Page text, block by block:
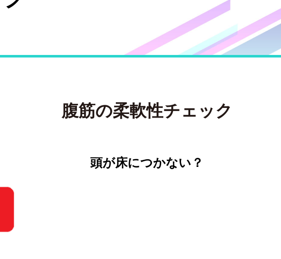
腹筋の柔軟性チェック
頭が床につかない？